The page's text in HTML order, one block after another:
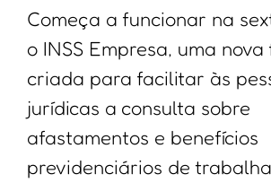
Começa a funcionar na
o INSS Empresa, uma
criada para facilitar às
jurídicas a consulta sobre
afastamentos e benefícios
previdenciários de